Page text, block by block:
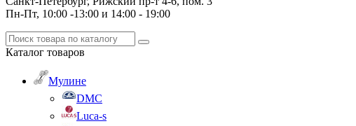
Пн-Пт, 10:00 -13:00 и 14:00 - 19:00
Каталог товаров
Мулине
DMC
Luca-s